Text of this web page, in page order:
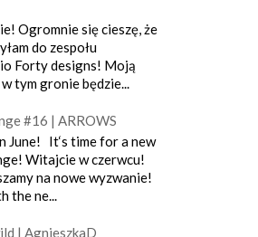
Ogromnie się cieszę, że
do zespołu
Forty designs! Moją
tym gronie będzie...
#16 | ARROWS
June! It‘s time for a new
Witajcie w czerwcu!
na nowe wyzwanie!
ne...
| AgnieszkaD